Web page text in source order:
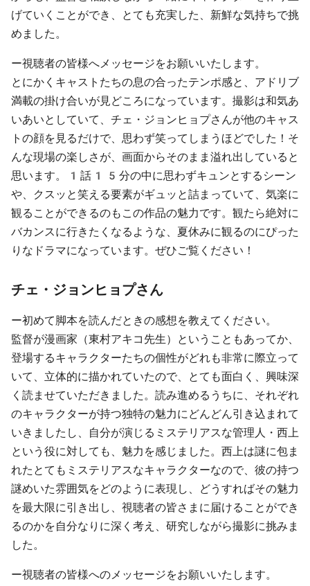
げていくことができ、とても充実した、新鮮な気持ちで挑
めました。
ー視聴者の皆様へメッセージをお願いいたします。
とにかくキャストたちの息の合ったテンポ感と、アドリブ
満載の掛け合いが見どころになっています。撮影は和気あ
いあいとしていて、チェ・ジョンヒョプさんが他のキャス
トの顔を見るだけで、思わず笑ってしまうほどでした！そ
んな現場の楽しさが、画面からそのまま溢れ出していると
思います。1話15分の中に思わずキュンとするシーン
や、クスッと笑える要素がギュッと詰まっていて、気楽に
観ることができるのもこの作品の魅力です。観たら絶対に
バカンスに行きたくなるような、夏休みに観るのにぴった
りなドラマになっています。ぜひご覧ください！
チェ・ジョンヒョプさん
ー初めて脚本を読んだときの感想を教えてください。
監督が漫画家（東村アキコ先生）ということもあってか、
登場するキャラクターたちの個性がどれも非常に際立って
いて、立体的に描かれていたので、とても面白く、興味深
く読ませていただきました。読み進めるうちに、それぞれ
のキャラクターが持つ独特の魅力にどんどん引き込まれて
いきましたし、自分が演じるミステリアスな管理人・西上
という役に対しても、魅力を感じました。西上は謎に包ま
れたとてもミステリアスなキャラクターなので、彼の持つ
謎めいた雰囲気をどのように表現し、どうすればその魅力
を最大限に引き出し、視聴者の皆さまに届けることができ
るのかを自分なりに深く考え、研究しながら撮影に挑みま
した。
ー視聴者の皆様へのメッセージをお願いいたします。